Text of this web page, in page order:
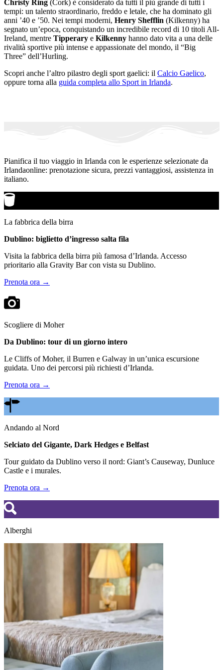
Christy Ring (Cork) è considerato da tutti il più grande di tutti i
tempi: un talento straordinario, freddo e letale, che ha dominato gli
anni ’40 e ’50. Nei tempi moderni, Henry Shefflin (Kilkenny) ha
segnato un’epoca, conquistando un incredibile record di 10 titoli All-
Ireland, mentre Tipperary e Kilkenny hanno dato vita a una delle
rivalità sportive più intense e appassionate del mondo, il “Big
Three” dell’Hurling.
Scopri anche l’altro pilastro degli sport gaelici: il Calcio Gaelico,
oppure torna alla guida completa allo Sport in Irlanda.
Pianifica il tuo viaggio in Irlanda con le esperienze selezionate da
Irlandaonline: prenotazione sicura, prezzi vantaggiosi, assistenza in
italiano.
La fabbrica della birra
Dublino: biglietto d’ingresso salta fila
Visita la fabbrica della birra più famosa d’Irlanda. Accesso
prioritario alla Gravity Bar con vista su Dublino.
Prenota ora →
Scogliere di Moher
Da Dublino: tour di un giorno intero
Le Cliffs of Moher, il Burren e Galway in un’unica escursione
guidata. Uno dei percorsi più richiesti d’Irlanda.
Prenota ora →
Andando al Nord
Selciato del Gigante, Dark Hedges e Belfast
Tour guidato da Dublino verso il nord: Giant’s Causeway, Dunluce
Castle e i murales.
Prenota ora →
Alberghi